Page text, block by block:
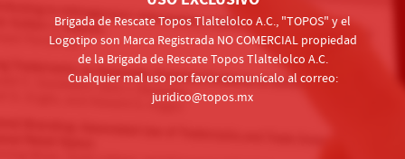
Brigada de Rescate Topos Tlaltelolco A.C., "TOPOS" y el
Logotipo son Marca Registrada NO COMERCIAL propiedad
de la Brigada de Rescate Topos Tlaltelolco A.C.
Cualquier mal uso por favor comunícalo al correo:
juridico@topos.mx